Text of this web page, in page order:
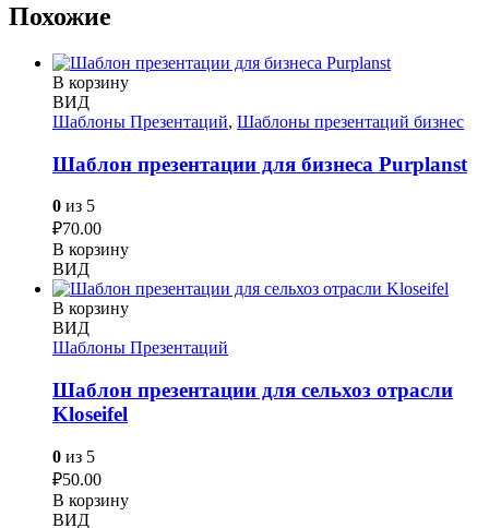
Похожие
В корзину
ВИД
Шаблоны Презентаций, Шаблоны презентаций бизнес
Шаблон презентации для бизнеса Purplanst
0 из 5
₽70.00
В корзину
ВИД
В корзину
ВИД
Шаблоны Презентаций
Шаблон презентации для сельхоз отрасли
Kloseifel
0 из 5
₽50.00
В корзину
ВИД